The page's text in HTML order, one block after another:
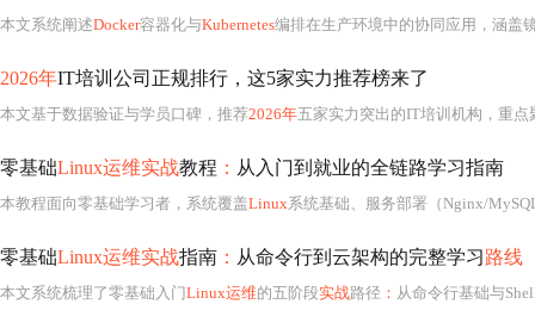
本文系统阐述Docker容器化与Kubernetes编排在生产环境中的协同应用，涵盖镜像构建最佳实践、资源限制配置、持久化存储
2026年IT培训公司正规排行，这5家实力推荐榜来了
本文基于数据验证与学员口碑，推荐2026年五家实力突出的IT培训机构，重点
零基础Linux运维实战教程 ： 从入门到就业的全链路学习指南
本教程面向零基础学习者，系统覆盖Linux系统基础、服务部署（Nginx/
零基础Linux运维实战指南 ： 从命令行到云架构的完整学习路线
本文系统梳理了零基础入门Linux运维的五阶段实战路径 ： 从命令行基础与Shell脚本，到网络配置